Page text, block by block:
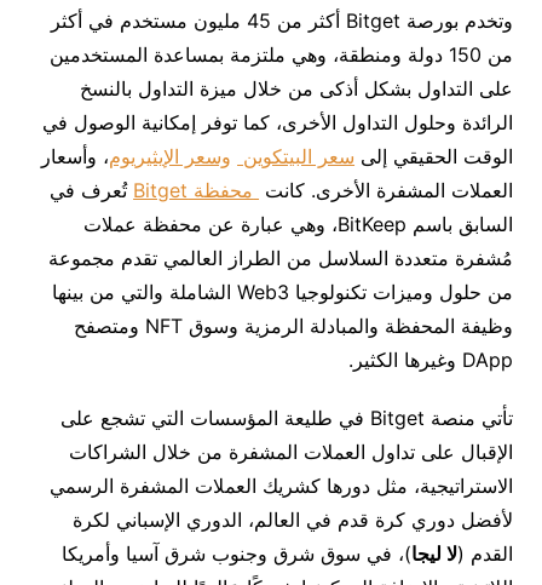
وتخدم بورصة Bitget أكثر من 45 مليون مستخدم في أكثر
من 150 دولة ومنطقة، وهي ملتزمة بمساعدة المستخدمين
على التداول بشكل أذكى من خلال ميزة التداول بالنسخ
الرائدة وحلول التداول الأخرى، كما توفر إمكانية الوصول في
الوقت الحقيقي إلى سعر البيتكوين وسعر الإيثيريوم، وأسعار
العملات المشفرة الأخرى. كانت محفظة Bitget
تُعرف في
السابق باسم BitKeep، وهي عبارة عن محفظة عملات
مُشفرة متعددة السلاسل من الطراز العالمي تقدم مجموعة
من حلول وميزات تكنولوجيا Web3 الشاملة والتي من بينها
وظيفة المحفظة والمبادلة الرمزية وسوق NFT ومتصفح
DApp وغيرها الكثير.
تأتي منصة Bitget في طليعة المؤسسات التي تشجع على
الإقبال على تداول العملات المشفرة من خلال الشراكات
الاستراتيجية، مثل دورها كشريك العملات المشفرة الرسمي
لأفضل دوري كرة قدم في العالم، الدوري الإسباني لكرة
القدم (لا ليجا)، في سوق شرق وجنوب شرق آسيا وأمريكا